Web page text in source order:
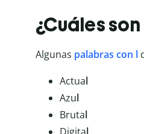
¿Cuáles
Algunas palabras con l
Actual
Azul
Brutal